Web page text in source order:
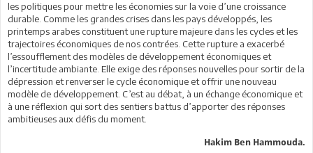
les politiques pour mettre les économies sur la voie d’une croissance
durable. Comme les grandes crises dans les pays développés, les
printemps arabes constituent une rupture majeure dans les cycles et les
trajectoires économiques de nos contrées. Cette rupture a exacerbé
l’essoufflement des modèles de développement économiques et
l’incertitude ambiante. Elle exige des réponses nouvelles pour sortir de la
dépression et renverser le cycle économique et offrir une nouveau
modèle de développement. C’est au débat, à un échange économique et
à une réflexion qui sort des sentiers battus d’apporter des réponses
ambitieuses aux défis du moment.
Hakim Ben Hammouda.